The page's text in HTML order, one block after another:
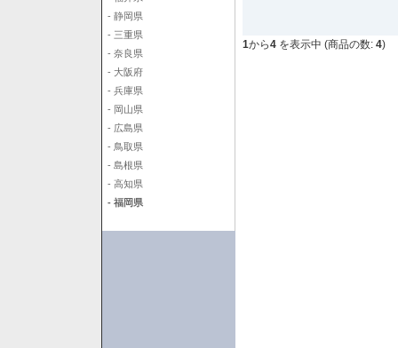
- 静岡県
- 三重県
- 奈良県
- 大阪府
- 兵庫県
- 岡山県
- 広島県
- 鳥取県
- 島根県
- 高知県
- 福岡県
1から4 を表示中 (商品の数: 4)